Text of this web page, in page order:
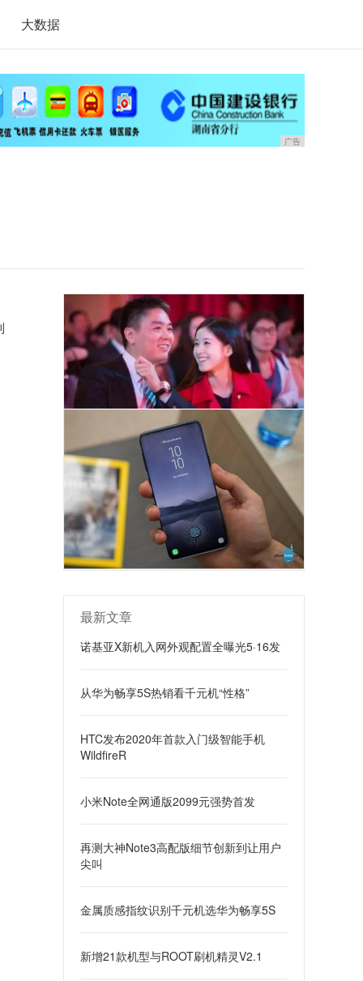
大数据
广告
最新文章
诺基亚X新机入网外观配置全曝光5·16发
从华为畅享5S热销看千元机“性格”
HTC发布2020年首款入门级智能手机
WildfireR
小米Note全网通版2099元强势首发
再测大神Note3高配版细节创新到让用户
尖叫
金属质感指纹识别千元机选华为畅享5S
新增21款机型与ROOT刷机精灵V2.1